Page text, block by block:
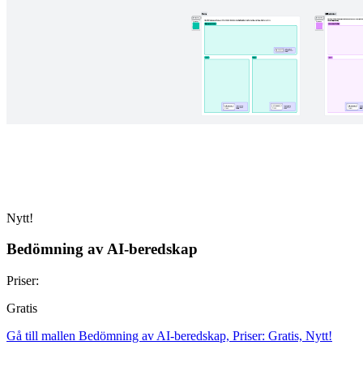
Nytt!
Bedömning av AI-beredskap
Priser:
Gratis
Gå till mallen Bedömning av AI-beredskap, Priser: Gratis, Nytt!